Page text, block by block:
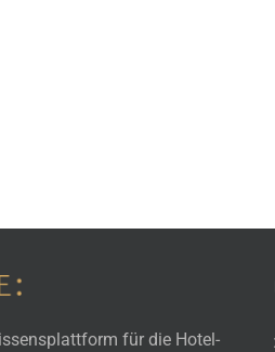
für die Hotel-